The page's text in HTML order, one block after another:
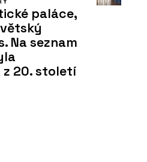
paláce,
Na seznam
20. století